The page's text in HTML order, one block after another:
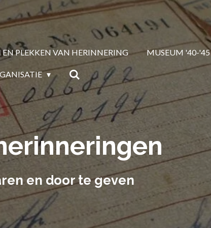
PLEKKEN VAN HERINNERING MUSEUM '40-'45
en door te geven